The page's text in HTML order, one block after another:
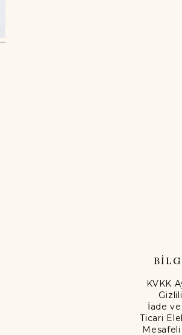
KVKK
İade
Ticari
Mesafeli